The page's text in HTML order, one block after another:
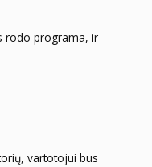
rodo programa, ir
vartotojui bus